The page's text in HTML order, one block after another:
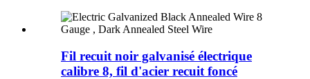
Fil recuit noir galvanisé électrique
calibre 8, fil d'acier recuit foncé